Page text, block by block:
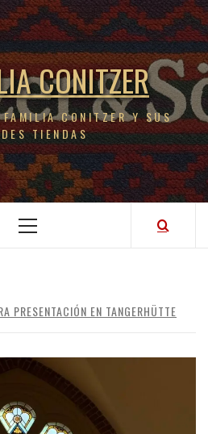
CONITZER
CONITZER Y SUS
TIENDAS
PRESENTACIÓN EN TANGERHÜTTE